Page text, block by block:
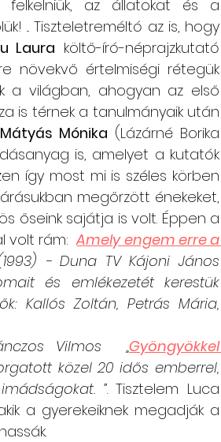
felkelniük, az állatokat és a
... Tiszteletreméltó az is, hogy
Laura költő-író-néprajzkutató
növekvő értelmiségi rétegük
a világban, ahogyan az első
is térnek a tanulmányaik után
Mátyás Mónika (Lázárné Borika
is, amelyet a kutatók
így most mi is széles körben
megőrzött énekeket,
őseink sajátja is volt. Éppen a
volt rám: Amely engem erre a
- Duna TV Kájoni János
és emlékezetét kerestük
Kallós Zoltán, Petrás Mária,
Vilmos  „Gyöngyökkel
közel 20 idős emberrel,
”. Tisztelem Luca
a gyerekeiknek megadják a